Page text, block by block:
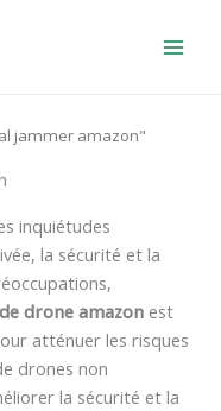
jammer amazon"
inquiétudes
la sécurité et la
drone amazon est
atténuer les risques
drones non
la sécurité et la